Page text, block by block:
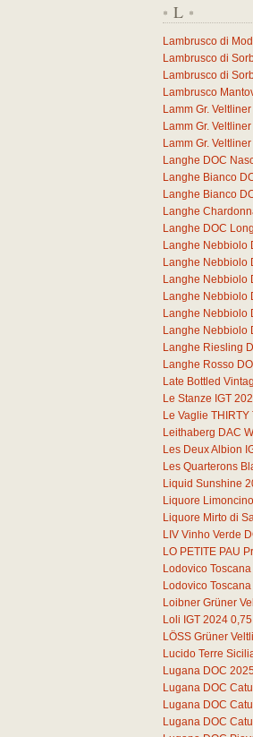
* L *
Lambrusco di
Lambrusco di
Lambrusco di
Lambrusco
Lamm Gr.
Lamm Gr.
Lamm Gr.
Langhe DOC
Langhe Bianco
Langhe Bianco
Langhe
Langhe DOC
Langhe Nebbiolo
Langhe Nebbiolo
Langhe Nebbiolo
Langhe Nebbiolo
Langhe Nebbiolo
Langhe Nebbiolo
Langhe Riesling
Langhe Rosso
Late Bottled
Le Stanze IGT
Le Vaglie
Leithaberg DAC
Les Deux Albion
Les Quarterons
Liquid Sunshine
Liquore Limoncino
Liquore Mirto di
LIV Vinho Verde
LO PETITE PAU
Lodovico
Lodovico
Loibner Grüner
Loli IGT 2024 0,75
LÖSS Grüner
Lucido Terre
Lugana DOC
Lugana DOC
Lugana DOC
Lugana DOC